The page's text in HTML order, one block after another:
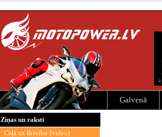
Galvenā
Ziņas un raksti
Ceļā uz Brīvību (video)